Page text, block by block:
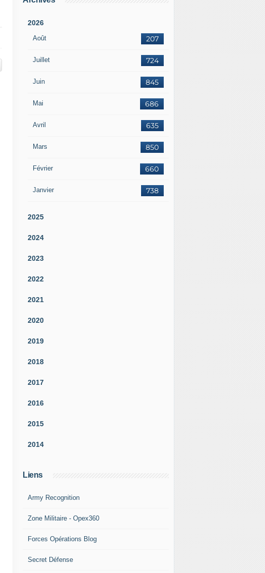
2026
Août 207
Juillet 724
Juin 845
Mai 686
Avril 635
Mars 850
Février 660
Janvier 738
2025
2024
2023
2022
2021
2020
2019
2018
2017
2016
2015
2014
Liens
Army Recognition
Zone Militaire - Opex360
Forces Opérations Blog
Secret Défense